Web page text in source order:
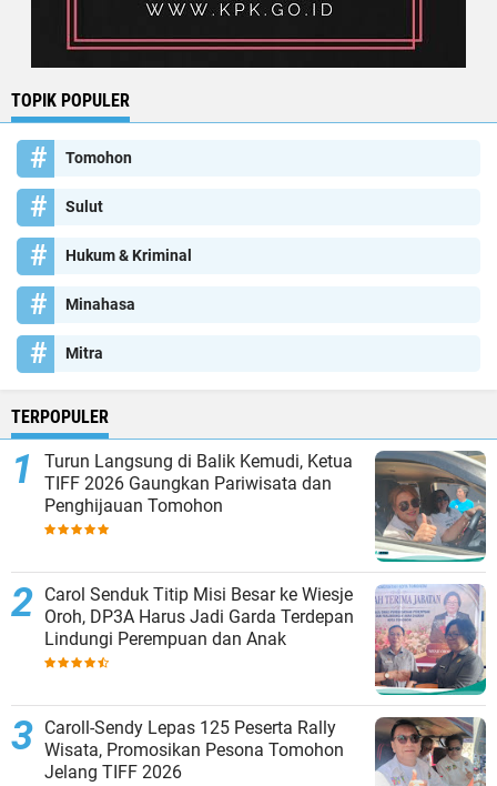
TOPIK POPULER
Tomohon
Sulut
Hukum & Kriminal
Minahasa
Mitra
TERPOPULER
Turun Langsung di Balik Kemudi, Ketua
TIFF 2026 Gaungkan Pariwisata dan
Penghijauan Tomohon
Carol Senduk Titip Misi Besar ke Wiesje
Oroh, DP3A Harus Jadi Garda Terdepan
Lindungi Perempuan dan Anak
Caroll-Sendy Lepas 125 Peserta Rally
Wisata, Promosikan Pesona Tomohon
Jelang TIFF 2026